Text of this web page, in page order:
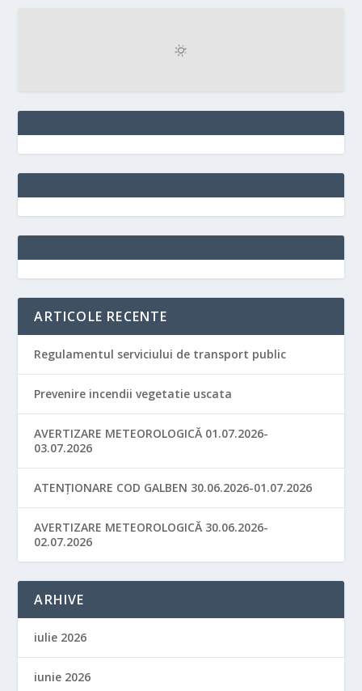
ARTICOLE RECENTE
Regulamentul serviciului de transport public
Prevenire incendii vegetatie uscata
AVERTIZARE METEOROLOGICĂ 01.07.2026-
03.07.2026
ATENȚIONARE COD GALBEN 30.06.2026-01.07.2026
AVERTIZARE METEOROLOGICĂ 30.06.2026-
02.07.2026
ARHIVE
iulie 2026
iunie 2026